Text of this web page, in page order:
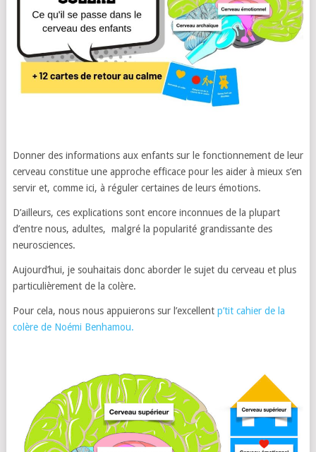
Donner des informations aux enfants sur le fonctionnement de leur
cerveau constitue une approche efficace pour les aider à mieux s’en
servir et, comme ici, à réguler certaines de leurs émotions.
D’ailleurs, ces explications sont encore inconnues de la plupart
d’entre nous, adultes, malgré la popularité grandissante des
neurosciences.
Aujourd’hui, je souhaitais donc aborder le sujet du cerveau et plus
particulièrement de la colère.
Pour cela, nous nous appuierons sur l’excellent p’tit cahier de la
colère de Noémi Benhamou.